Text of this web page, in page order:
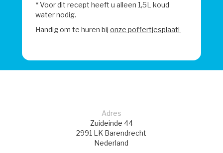
* Voor dit recept heeft u alleen 1,5L koud
water nodig.
Handig om te huren bij onze poffertjesplaat!
Adres
Zuideinde 44
2991 LK Barendrecht
Nederland